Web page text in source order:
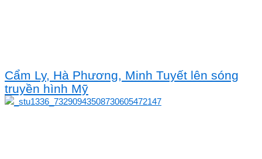
Cẩm Ly, Hà Phương, Minh Tuyết lên sóng
truyền hình Mỹ